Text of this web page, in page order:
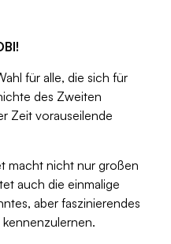
für alle, die sich für
des Zweiten
Zeit vorauseilende
macht nicht nur großen
auch die einmalige
aber faszinierendes